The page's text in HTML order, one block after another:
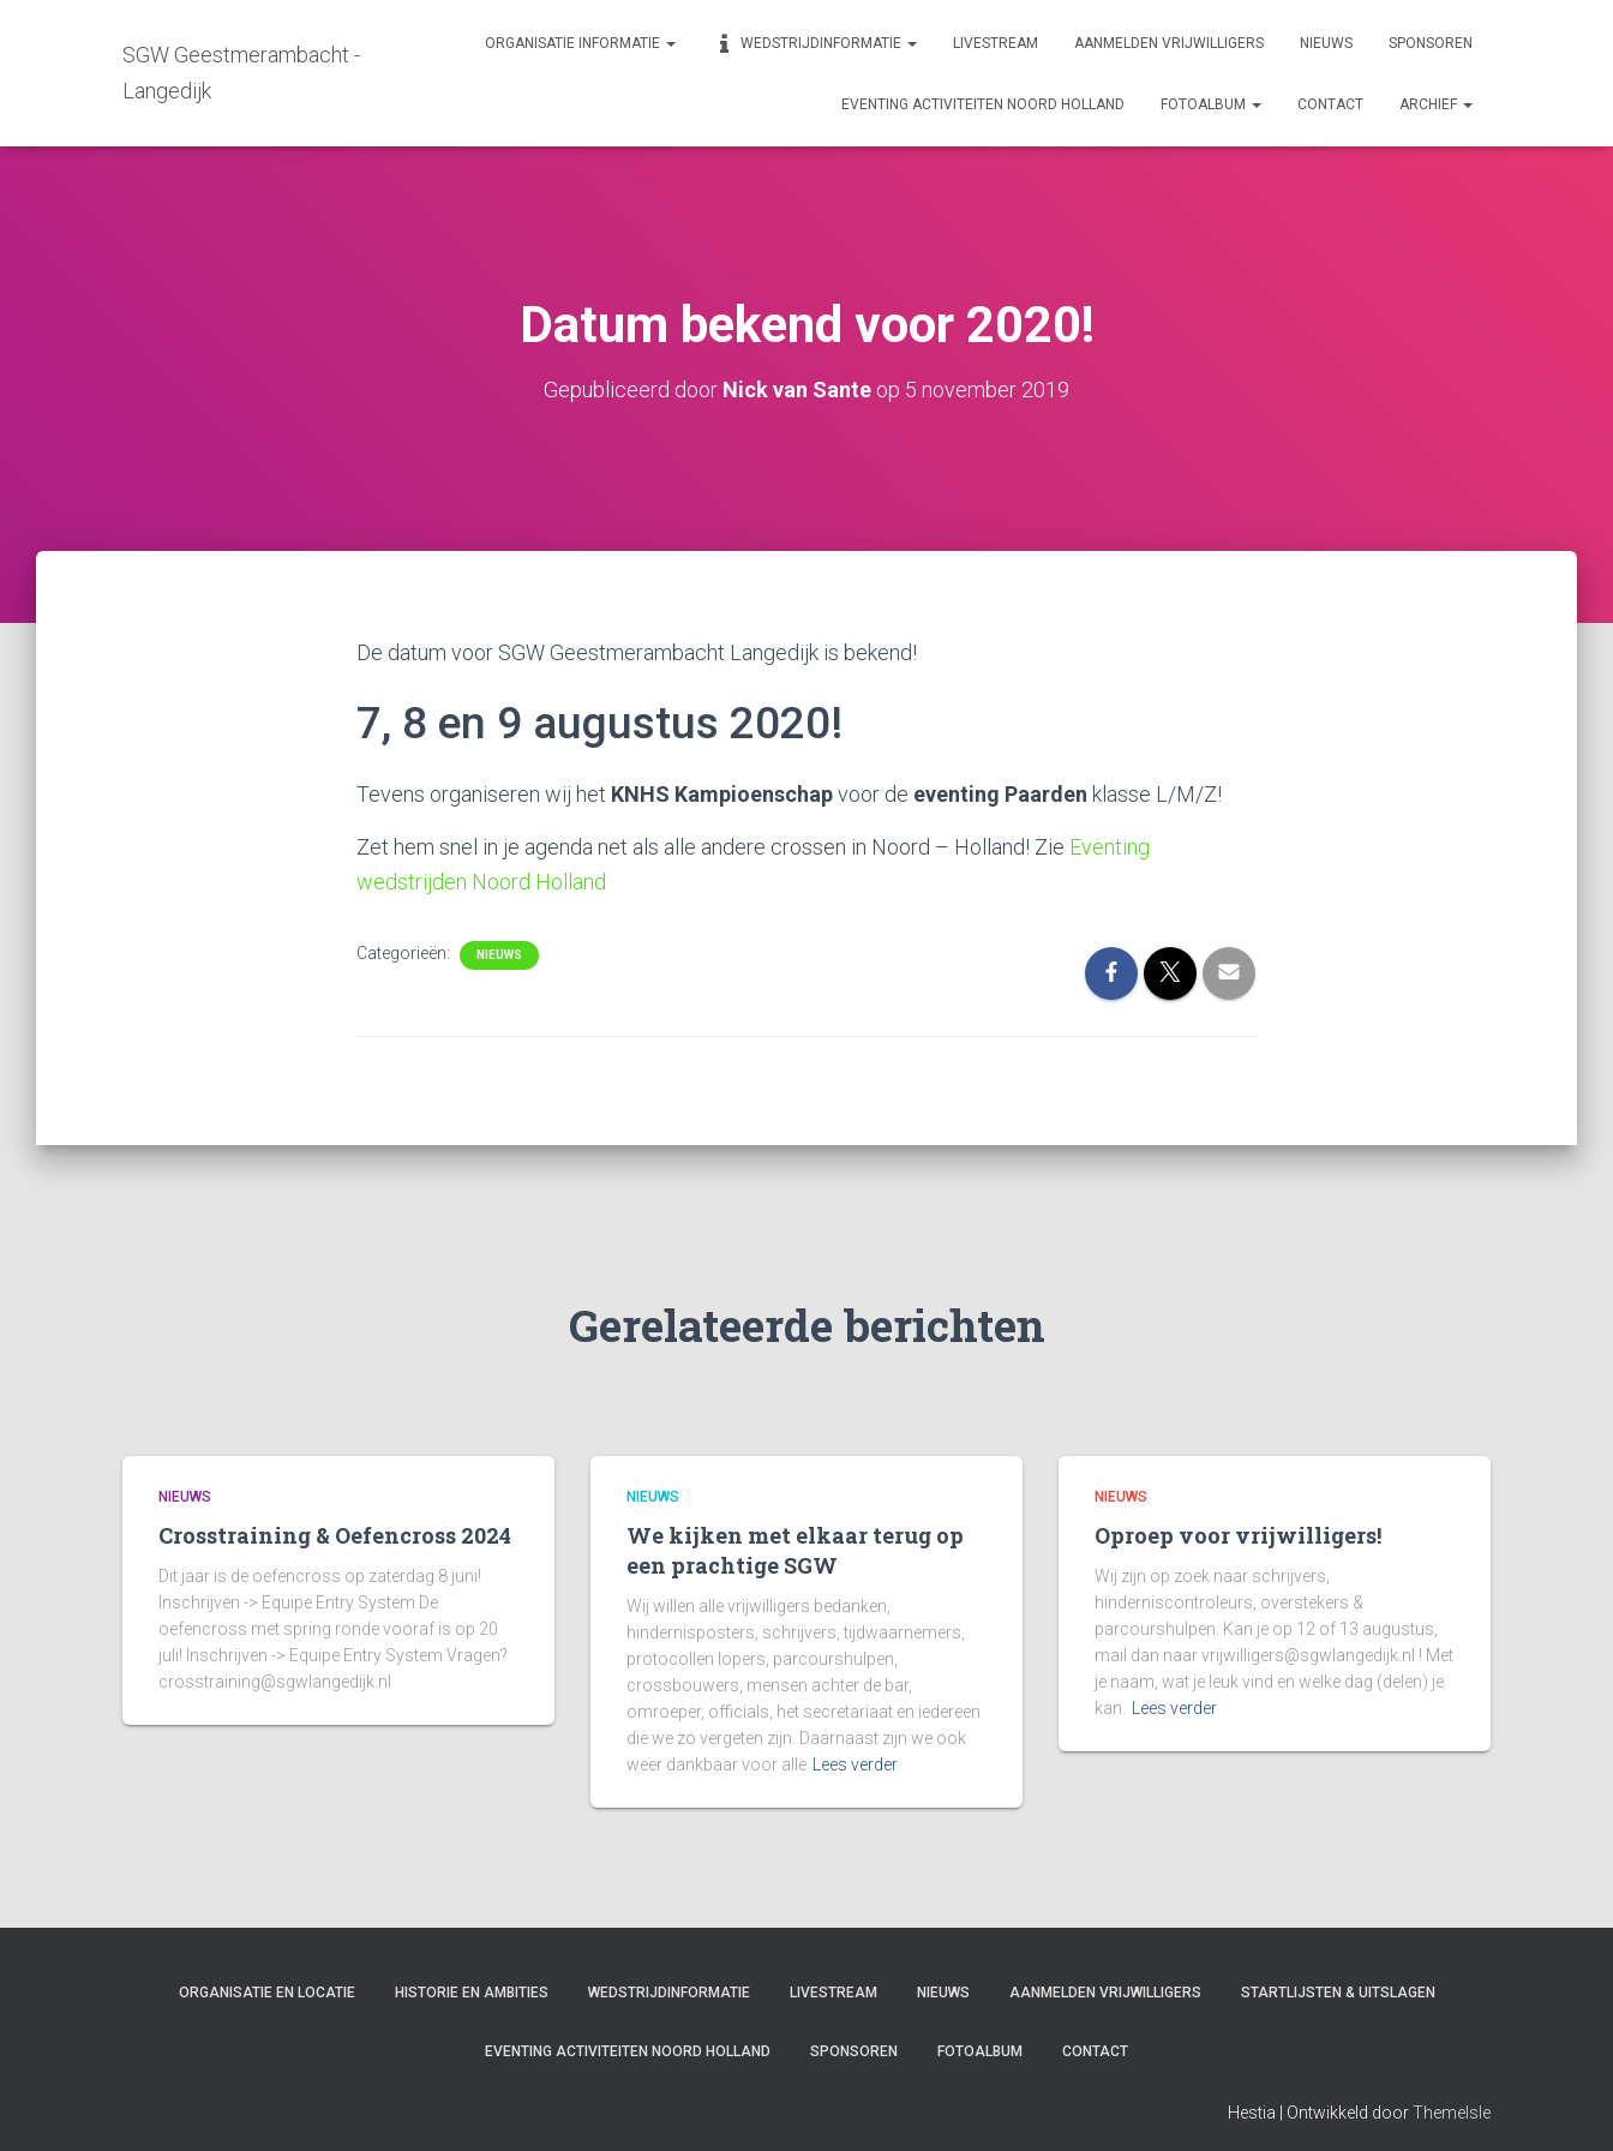
SGW Geestmerambacht -
Langedijk
ORGANISATIE INFORMATIE WEDSTRIJDINFORMATIE LIVESTREAM AANMELDEN VRIJWILLIGERS NIEUWS SPONSOREN
EVENTING ACTIVITEITEN NOORD HOLLAND FOTOALBUM CONTACT ARCHIEF
Datum bekend voor 2020!
Gepubliceerd door Nick van Sante op 5 november 2019
De datum voor SGW Geestmerambacht Langedijk is bekend!
7, 8 en 9 augustus 2020!
Tevens organiseren wij het KNHS Kampioenschapvoor de eventing Paarden klasse L/M/Z!
Zet hem snel in je agenda net als alle andere crossen in Noord – Holland! Zie Eventing
wedstrijden Noord Holland
Categorieën: NIEUWS
Gerelateerde berichten
NIEUWS
Crosstraining & Oefencross 2024
Dit jaar is de oefencross op zaterdag 8 juni!
Inschrijven -> Equipe Entry System De
oefencross met spring ronde vooraf is op 20
juli! Inschrijven -> Equipe Entry System Vragen?
crosstraining@sgwlangedijk.nl
NIEUWS
We kijken met elkaar terug op
een prachtige SGW
Wij willen alle vrijwilligers bedanken,
hindernisposters, schrijvers, tijdwaarnemers,
protocollen lopers, parcourshulpen,
crossbouwers, mensen achter de bar,
omroeper, officials, het secretariaat en iedereen
die we zo vergeten zijn. Daarnaast zijn we ook
weer dankbaar voor alle
Lees verder
NIEUWS
Oproep voor vrijwilligers!
Wij zijn op zoek naar schrijvers,
hinderniscontroleurs, overstekers &
parcourshulpen. Kan je op 12 of 13 augustus,
mail dan naarvrijwilligers@sgwlangedijk.nl ! Met
je naam, wat je leuk vind en welke dag (delen) je
kan.
Lees verder
ORGANISATIE EN LOCATIE HISTORIE EN AMBITIES WEDSTRIJDINFORMATIE LIVESTREAM NIEUWS AANMELDEN VRIJWILLIGERS STARTLIJSTEN & UITSLAGEN
EVENTING ACTIVITEITEN NOORD HOLLAND SPONSOREN FOTOALBUM CONTACT
Hestia | Ontwikkeld doorThemeIsle